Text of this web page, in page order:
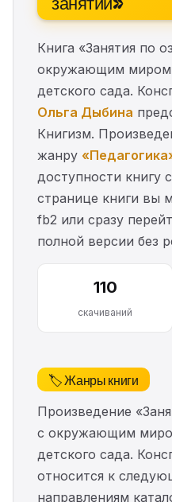
Книга «Занятия по
окружающим миром
детского сада.
Ольга Дыбина
Книгизм.
жанру
доступности книгу
странице книги вы
fb2 или сразу
полной версии без
110
скачиваний
🏷️ Жанры книги
Произведение
с окружающим
детского сада.
относится к
направлениям